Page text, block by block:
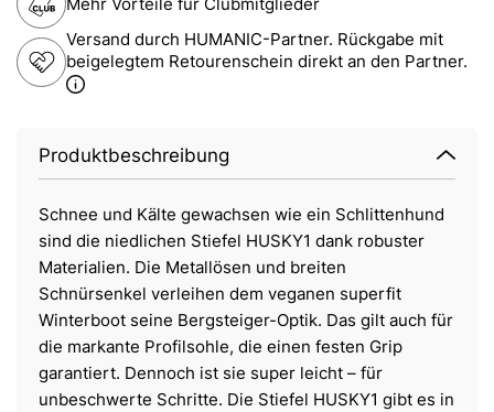
Versand durch HUMANIC-Partner. Rückgabe mit
beigelegtem Retourenschein direkt an den Partner.
Produktbeschreibung
Schnee und Kälte gewachsen wie ein Schlittenhund
sind die niedlichen Stiefel HUSKY1 dank robuster
Materialien. Die Metallösen und breiten
Schnürsenkel verleihen dem veganen superfit
Winterboot seine Bergsteiger-Optik. Das gilt auch für
die markante Profilsohle, die einen festen Grip
garantiert. Dennoch ist sie super leicht – für
unbeschwerte Schritte. Die Stiefel HUSKY1 gibt es in